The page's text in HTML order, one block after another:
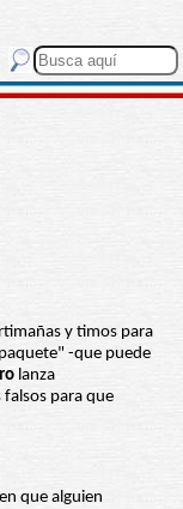
y timos para
-que puede
lanza
para que
que alguien